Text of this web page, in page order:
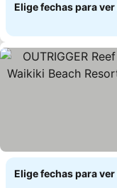
Elige fechas para
Elige fechas para